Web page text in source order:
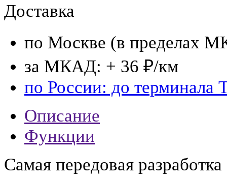
Доставка
по Москве (в пределах
за МКАД: + 36 ₽/км
по России: до терминала
Описание
Функции
Самая передовая